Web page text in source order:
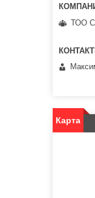
ТОО
Карта